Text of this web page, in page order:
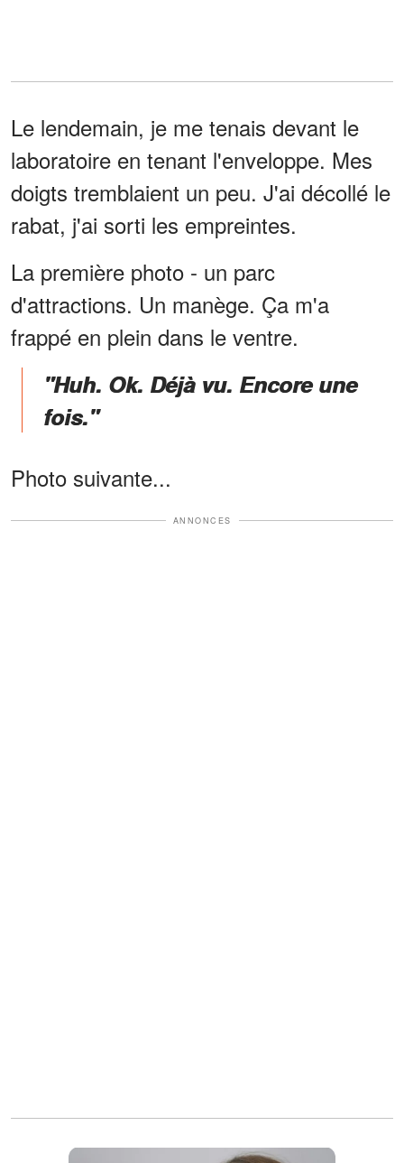
Le lendemain, je me tenais devant le
laboratoire en tenant l'enveloppe. Mes
doigts tremblaient un peu. J'ai décollé le
rabat, j'ai sorti les empreintes.
La première photo - un parc
d'attractions. Un manège. Ça m'a
frappé en plein dans le ventre.
"Huh. Ok. Déjà vu. Encore une
fois."
Photo suivante...
ANNONCES